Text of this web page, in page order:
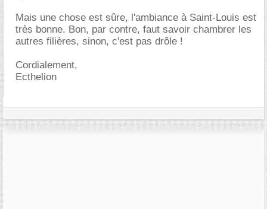
Mais une chose est sûre, l'ambiance à Saint-Louis est
très bonne. Bon, par contre, faut savoir chambrer les
autres filières, sinon, c'est pas drôle !
Cordialement,
Ecthelion